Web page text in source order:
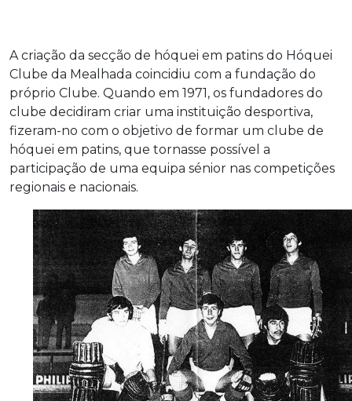
A criação da secção de hóquei em patins do Hóquei
Clube da Mealhada coincidiu com a fundação do
próprio Clube. Quando em 1971, os fundadores do
clube decidiram criar uma instituição desportiva,
fizeram-no com o objetivo de formar um clube de
hóquei em patins, que tornasse possível a
participação de uma equipa sénior nas competições
regionais e nacionais.